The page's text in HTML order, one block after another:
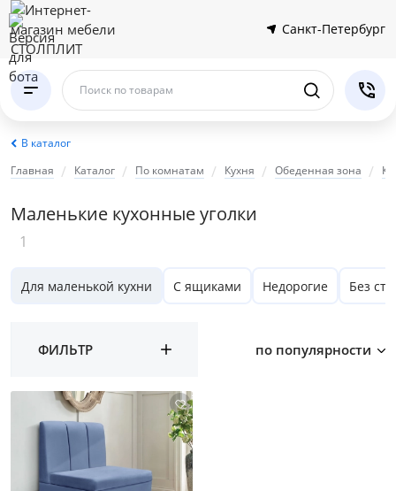
Санкт-Петербург
Поиск по товарам
В каталог
Главная
Каталог По комнатам Кухня Обеденная зона
Маленькие кухонные уголки
1
Для маленькой кухни С ящиками Недорогие Без
ФИЛЬТР
Цвет
Бежевый
Коричневый
от
по популярности